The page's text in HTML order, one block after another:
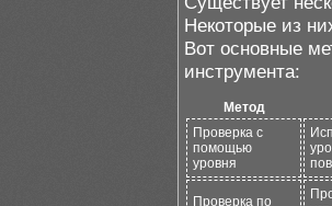
Некоторые из
Вот основные
инструмента:
Метод
Проверка с
помощью
уровня
Проверка по